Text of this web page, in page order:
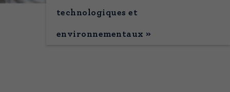
technologiques et
environnementaux »